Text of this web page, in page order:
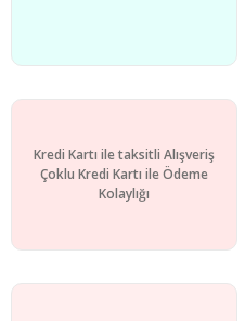
Kredi Kartı ile taksitli Alışveriş
Çoklu Kredi Kartı ile Ödeme
Kolaylığı